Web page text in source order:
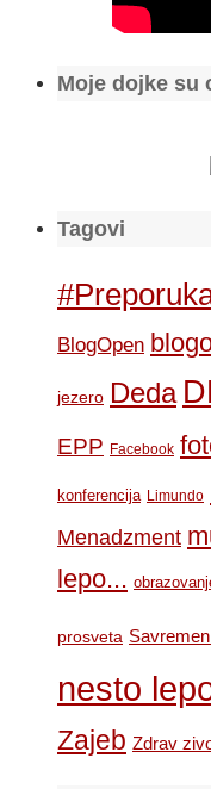
Moje dojke su
Tagovi
BlogOpen
jezero Deda
EPP Facebook
konferencija Limundo
Menadzment
lepo...
prosveta
nesto
Zajeb Zdrav